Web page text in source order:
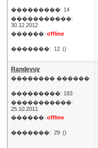
���������: 14
�����������:
30.12.2012
������: offline
�������: 12 ()
Randevuy
�������� ������
���������: 183
�����������:
25.10.2011
������: offline
�������: 29 ()